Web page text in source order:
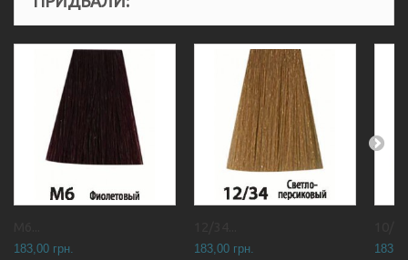
183,00 грн. 183,00 грн.